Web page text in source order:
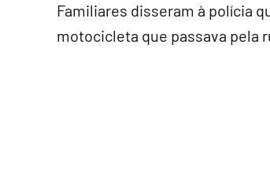
Familiares disseram à polícia
motocicleta que passava pela